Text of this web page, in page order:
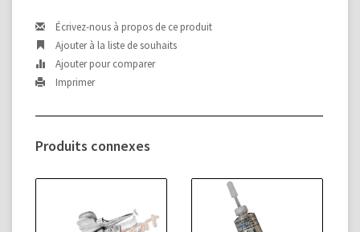
Écrivez-nous à propos de ce produit
Ajouter à la liste de souhaits
Ajouter pour comparer
Imprimer
Produits connexes